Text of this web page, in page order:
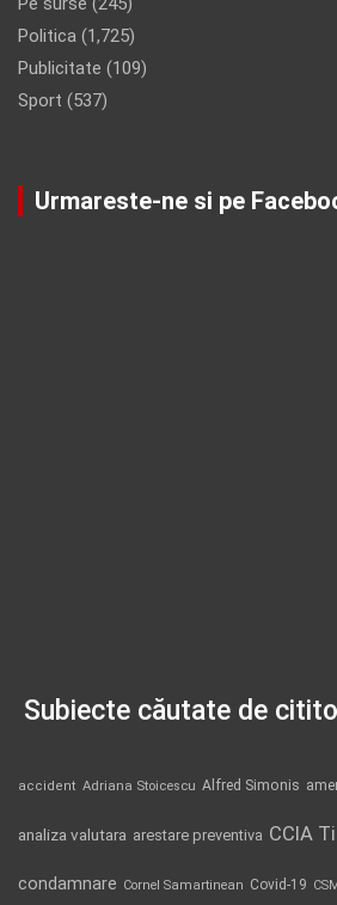
Politica (1,725)
Publicitate (109)
Sport (537)
Urmareste-ne si pe
Subiecte căutate de
accident Adriana Stoicescu Alfred Simonis
analiza valutara arestare preventiva CCIA
condamnare Cornel Samartinean Covid-19